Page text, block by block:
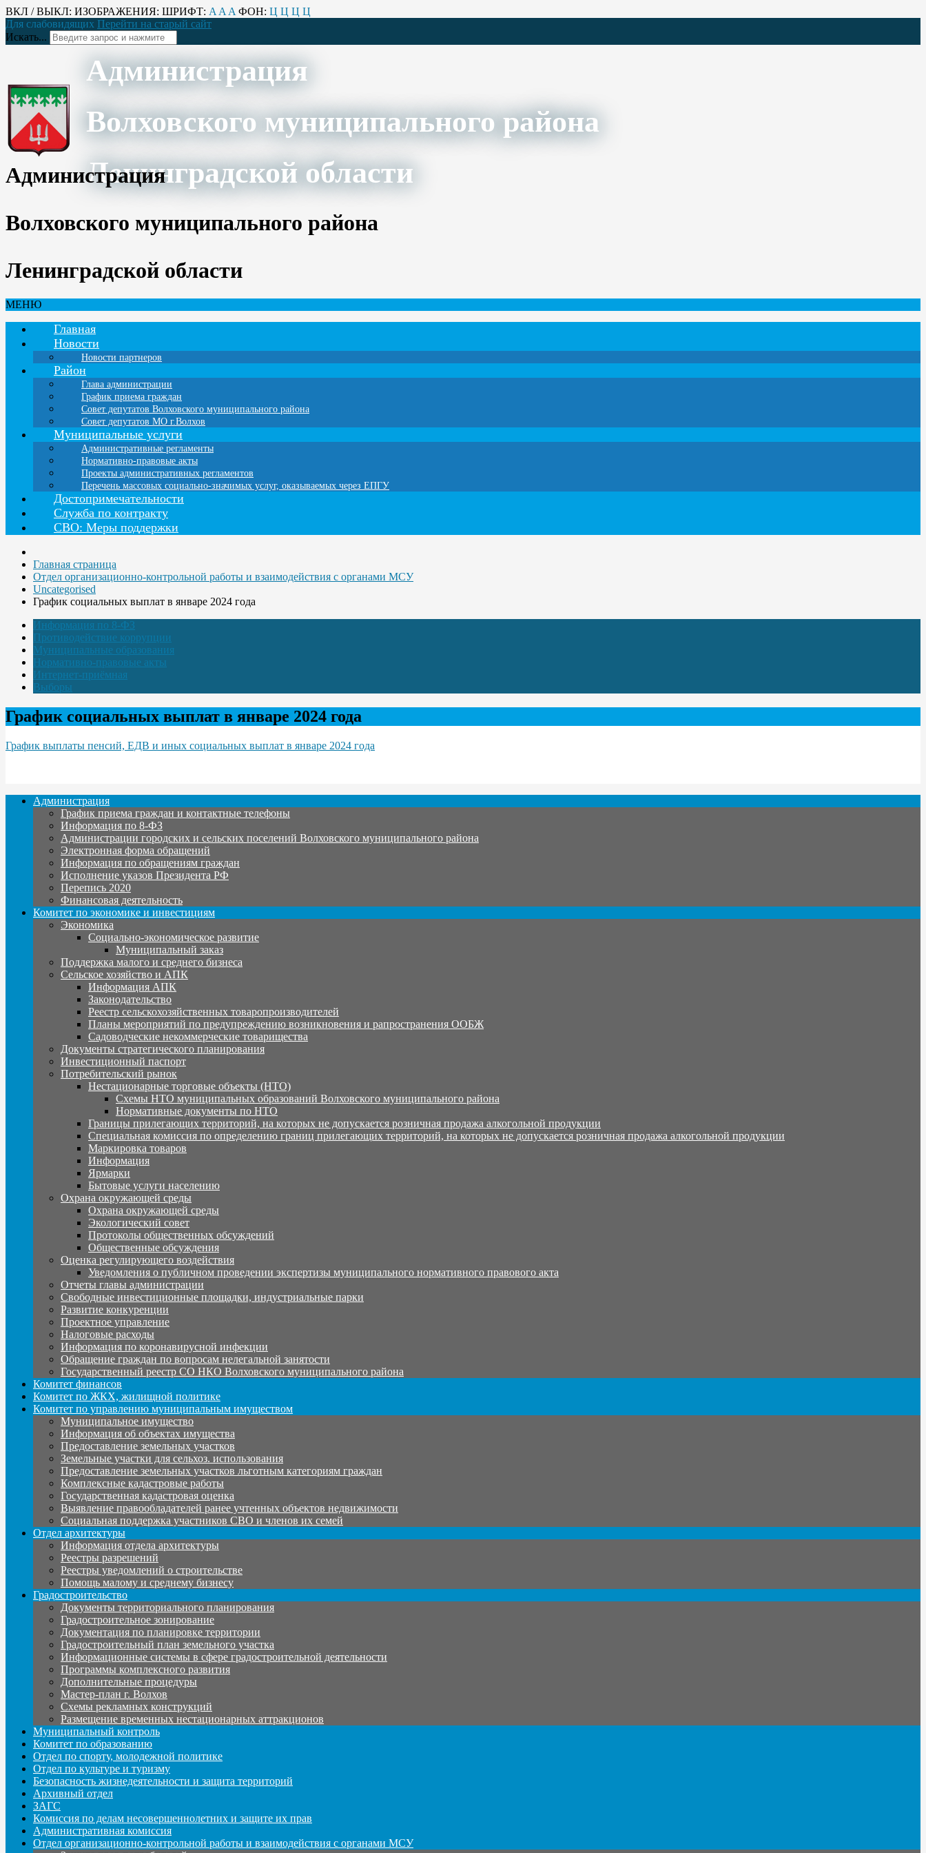
ВКЛ / ВЫКЛ: ИЗОБРАЖЕНИЯ: ШРИФТ: A A A ФОН: Ц Ц Ц Ц
Для слабовидящих Перейти на старый сайт
Искать...
Администрация
Волховского муниципального района
Ленинградской области
Администрация
Волховского муниципального района
Ленинградской области
МЕНЮ
Главная
Новости
Новости партнеров
Район
Глава администрации
График приема граждан
Совет депутатов Волховского муниципального района
Совет депутатов МО г.Волхов
Муниципальные услуги
Административные регламенты
Нормативно-правовые акты
Проекты административных регламентов
Перечень массовых социально-значимых услуг, оказываемых через ЕПГУ
Достопримечательности
Служба по контракту
СВО: Меры поддержки
Главная страница
Отдел организационно-контрольной работы и взаимодействия с органами МСУ
Uncategorised
График социальных выплат в январе 2024 года
Информация по 8-ФЗ
Противодействие коррупции
Муниципальные образования
Нормативно-правовые акты
Интернет-приёмная
Выборы
График социальных выплат в январе 2024 года
График выплаты пенсий, ЕДВ и иных социальных выплат в январе 2024 года
Администрация
График приема граждан и контактные телефоны
Информация по 8-ФЗ
Администрации городских и сельских поселений Волховского муниципального района
Электронная форма обращений
Информация по обращениям граждан
Исполнение указов Президента РФ
Перепись 2020
Финансовая деятельность
Комитет по экономике и инвестициям
Экономика
Социально-экономическое развитие
Муниципальный заказ
Поддержка малого и среднего бизнеса
Сельское хозяйство и АПК
Информация АПК
Законодательство
Реестр сельскохозяйственных товаропроизводителей
Планы мероприятий по предупреждению возникновения и рапространения ООБЖ
Садоводческие некоммерческие товарищества
Документы стратегического планирования
Инвестиционный паспорт
Потребительский рынок
Нестационарные торговые объекты (НТО)
Схемы НТО муниципальных образований Волховского муниципального района
Нормативные документы по НТО
Границы прилегающих территорий, на которых не допускается розничная продажа алкогольной продукции
Специальная комиссия по определению границ прилегающих территорий, на которых не допускается розничная продажа алкогольной продукции
Маркировка товаров
Информация
Ярмарки
Бытовые услуги населению
Охрана окружающей среды
Охрана окружающей среды
Экологический совет
Протоколы общественных обсуждений
Общественные обсуждения
Оценка регулирующего воздействия
Уведомления о публичном проведении экспертизы муниципального нормативного правового акта
Отчеты главы администрации
Свободные инвестиционные площадки, индустриальные парки
Развитие конкуренции
Проектное управление
Налоговые расходы
Информация по коронавирусной инфекции
Обращение граждан по вопросам нелегальной занятости
Государственный реестр СО НКО Волховского муниципального района
Комитет финансов
Комитет по ЖКХ, жилищной политике
Комитет по управлению муниципальным имуществом
Муниципальное имущество
Информация об объектах имущества
Предоставление земельных участков
Земельные участки для сельхоз. использования
Предоставление земельных участков льготным категориям граждан
Комплексные кадастровые работы
Государственная кадастровая оценка
Выявление правообладателей ранее учтенных объектов недвижимости
Социальная поддержка участников СВО и членов их семей
Отдел архитектуры
Информация отдела архитектуры
Реестры разрешений
Реестры уведомлений о строительстве
Помощь малому и среднему бизнесу
Градостроительство
Документы территориального планирования
Градостроительное зонирование
Документация по планировке территории
Градостроительный план земельного участка
Информационные системы в сфере градостроительной деятельности
Программы комплексного развития
Дополнительные процедуры
Мастер-план г. Волхов
Схемы рекламных конструкций
Размещение временных нестационарных аттракционов
Муниципальный контроль
Комитет по образованию
Отдел по спорту, молодежной политике
Отдел по культуре и туризму
Безопасность жизнедеятельности и защита территорий
Архивный отдел
ЗАГС
Комиссия по делам несовершеннолетних и защите их прав
Административная комиссия
Отдел организационно-контрольной работы и взаимодействия с органами МСУ